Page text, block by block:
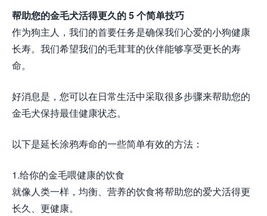
帮助您的金毛犬活得更久的 5 个简单技巧
作为狗主人，我们的首要任务是确保我们心爱的小狗健康
长寿。我们希望我们的毛茸茸的伙伴能够享受更长的寿
命。
好消息是，您可以在日常生活中采取很多步骤来帮助您的
金毛犬保持最佳健康状态。
以下是延长涂鸦寿命的一些简单有效的方法：
1.给你的金毛喂健康的饮食
就像人类一样，均衡、营养的饮食将帮助您的爱犬活得更
长久、更健康。